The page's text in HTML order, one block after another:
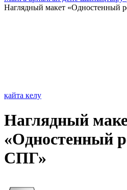
Наглядный макет «Одностенный
қайта келу
Наглядный
«Одностенный
СПГ»